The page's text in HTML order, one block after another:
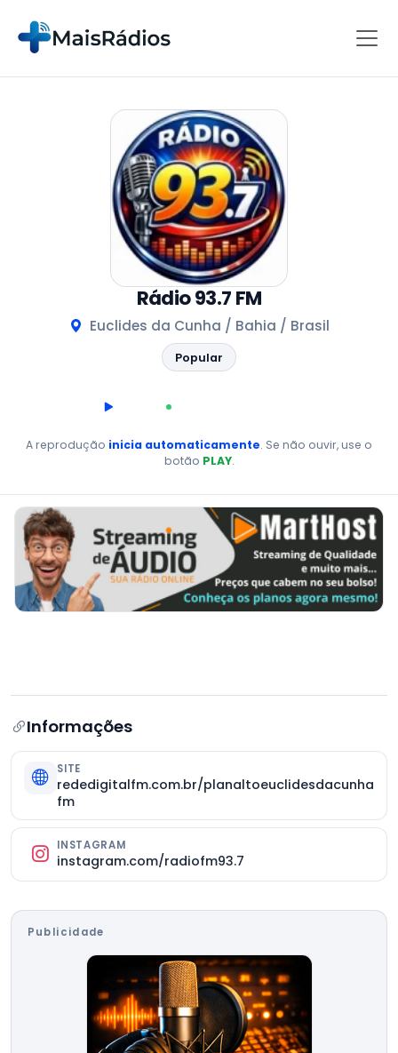
Rádio 93.7 FM
Euclides da Cunha / Bahia / Brasil
Popular
AO VIVO
A reprodução inicia automaticamente. Se não ouvir, use o
botão PLAY.
Informações
SITE
rededigitalfm.com.br/planaltoeuclidesdacunha
fm
INSTAGRAM
instagram.com/radiofm93.7
Publicidade